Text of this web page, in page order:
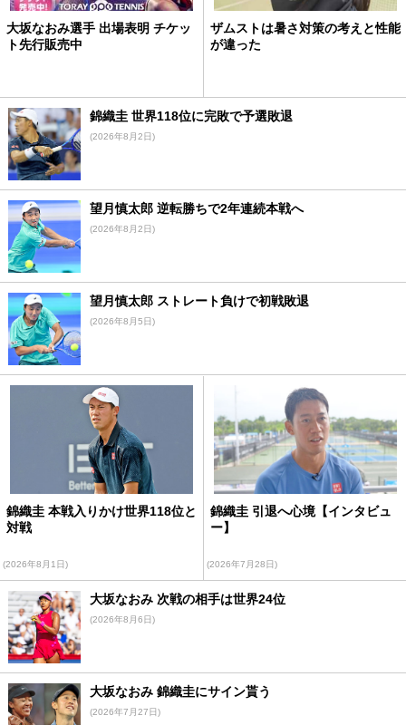
大坂なおみ選手 出場表明 チケッ
ト先行販売中
ザムストは暑さ対策の考えと性能
が違った
錦織圭 世界118位に完敗で予選敗退
(2026年8月2日)
望月慎太郎 逆転勝ちで2年連続本戦へ
(2026年8月2日)
望月慎太郎 ストレート負けで初戦敗退
(2026年8月5日)
錦織圭 本戦入りかけ世界118位と
対戦
(2026年8月1日)
錦織圭 引退へ心境【インタビュ
ー】
(2026年7月28日)
大坂なおみ 次戦の相手は世界24位
(2026年8月6日)
大坂なおみ 錦織圭にサイン貰う
(2026年7月27日)